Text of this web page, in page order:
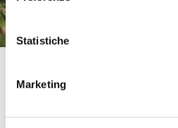
Statistiche
Marketing